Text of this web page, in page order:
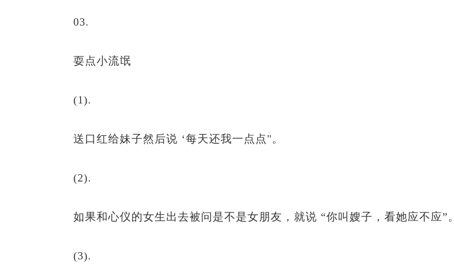
03.
耍点小流氓
(1).
送口红给妹子然后说 ‘每天还我一点点"。
(2).
如果和心仪的女生出去被问是不是女朋友，就说 “你叫嫂子，看她应不应”。
(3).